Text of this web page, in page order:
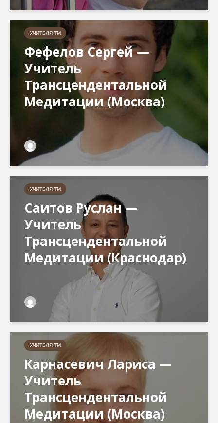
УЧИТЕЛЯ ТМ
Фефелов Сергей —
Учитель
Трансцендентальной
Медитации (Москва)
УЧИТЕЛЯ ТМ
Саитов Руслан —
Учитель
Трансцендентальной
Медитации (Краснодар)
УЧИТЕЛЯ ТМ
Карнасевич Лариса —
Учитель
Трансцендентальной
Медитации (Москва)